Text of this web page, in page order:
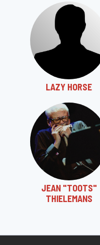
LAZY HORSE
JEAN "TOOTS"
THIELEMANS